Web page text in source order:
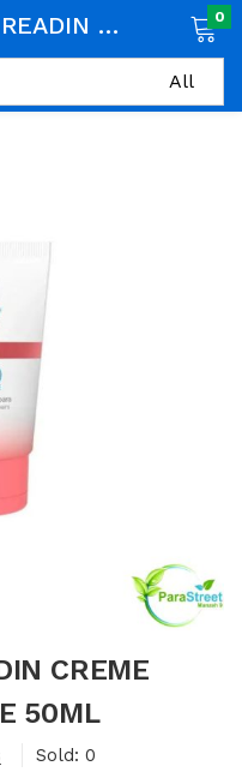
ISDIN DERMA UREADIN CREME MAINS REPARATRICE 50ML 0
CREME
50ML
Sold: 0